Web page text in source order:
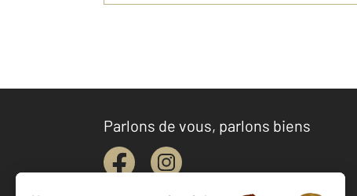
Parlons de vous, parlons biens